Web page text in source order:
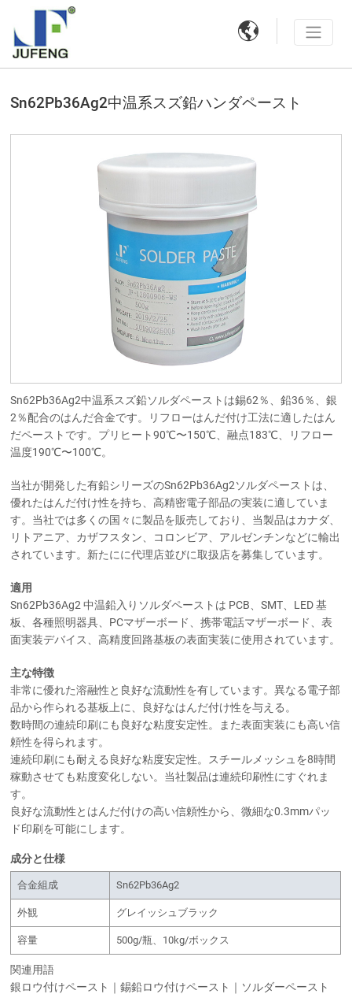

Sn62Pb36Ag2中温系スズ鉛ハンダペースト
Sn62Pb36Ag2中温系スズ鉛ソルダペーストは錫62％、鉛36％、銀
2％配合のはんだ合金です。リフローはんだ付け工法に適したはん
だペーストです。プリヒート90℃〜150℃、融点183℃、リフロー
温度190℃〜100℃。
当社が開発した有鉛シリーズのSn62Pb36Ag2ソルダペーストは、
優れたはんだ付け性を持ち、高精密電子部品の実装に適していま
す。当社では多くの国々に製品を販売しており、当製品はカナダ、
リトアニア、カザフスタン、コロンビア、アルゼンチンなどに輸出
されています。新たにに代理店並びに取扱店を募集しています。
適用
Sn62Pb36Ag2 中温鉛入りソルダペーストは PCB、SMT、LED 基
板、各種照明器具、PCマザーボード、携帯電話マザーボード、表
面実装デバイス、高精度回路基板の表面実装に使用されています。
主な特徴
非常に優れた溶融性と良好な流動性を有しています。異なる電子部
品から作られる基板上に、良好なはんだ付け性を与える。
数時間の連続印刷にも良好な粘度安定性。また表面実装にも高い信
頼性を得られます。
連続印刷にも耐える良好な粘度安定性。スチールメッシュを8時間
稼動させても粘度変化しない。当社製品は連続印刷性にすぐれま
す。
良好な流動性とはんだ付けの高い信頼性から、微細な0.3mmパッ
ド印刷を可能にします。
成分と仕様
合金組成 Sn62Pb36Ag2
外観 グレイッシュブラック
容量 500g/瓶、10kg/ボックス
関連用語
銀ロウ付けペースト｜錫鉛ロウ付けペースト｜ソルダーペースト